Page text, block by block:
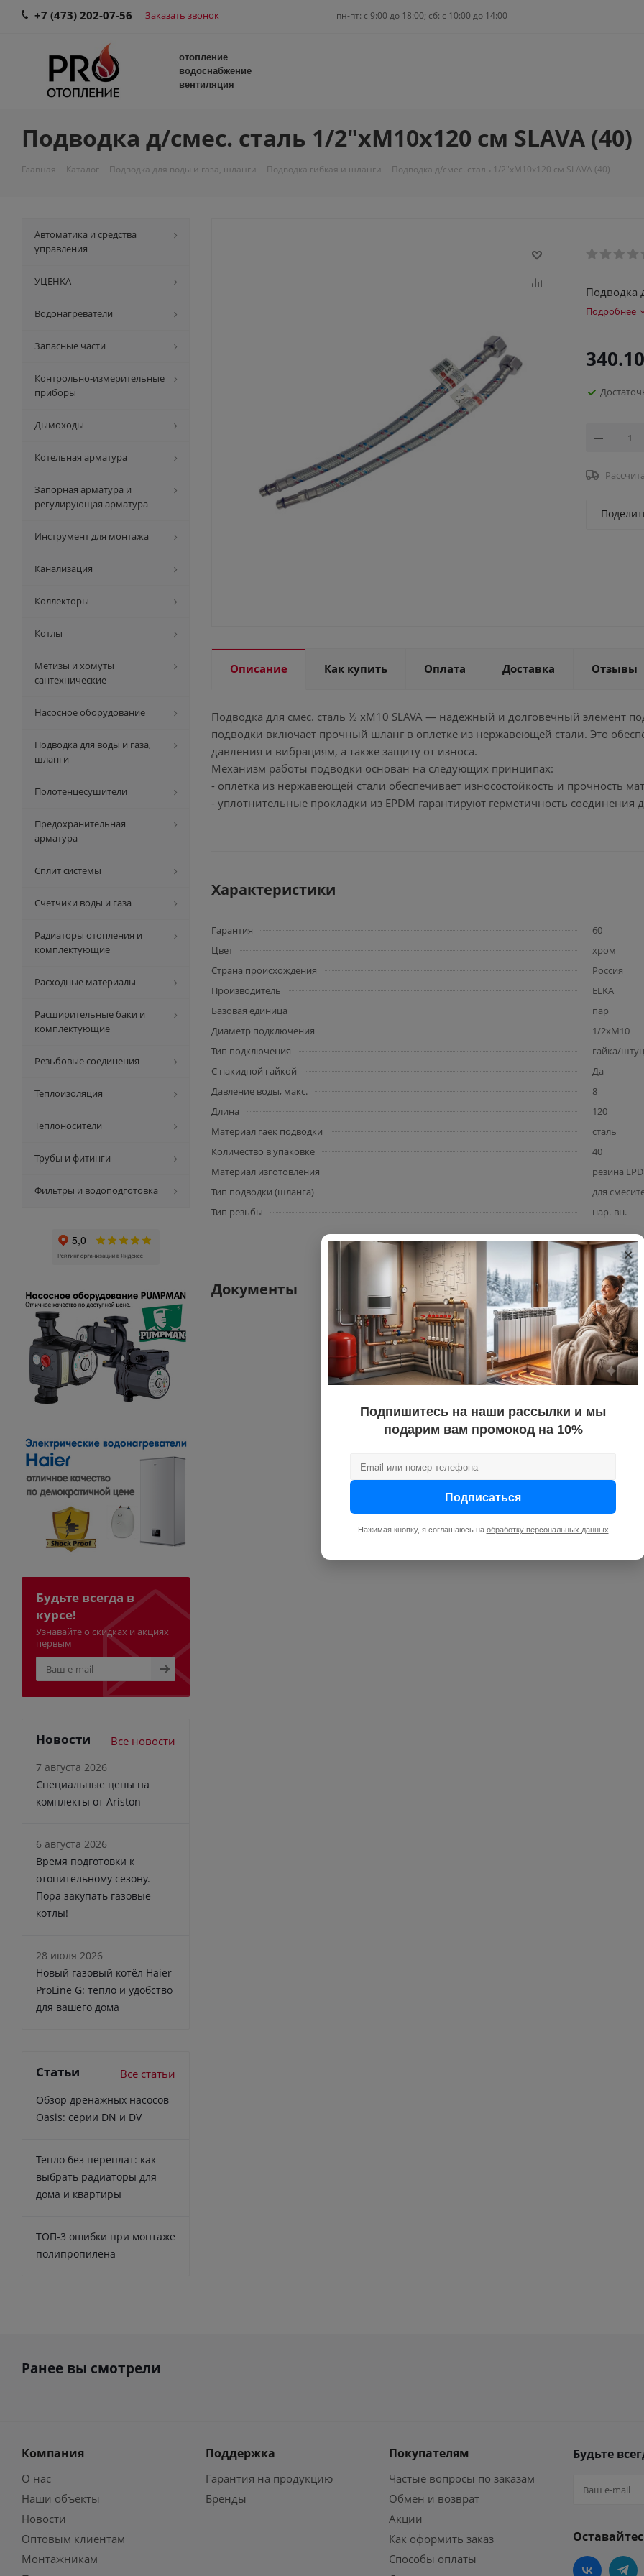
+7 (473) 202-07-56 Заказать звонок пн-пт: c 9:00 до 18:00; сб: с 10:00 до 14:00
отопление
водоснабжение
вентиляция
Подводка д/смес. сталь 1/2"xM10x120 см SLAVA (40)
Главная - Каталог - Подводка для воды и газа, шланги - Подводка гибкая и шланги - Подводка д/смес. сталь 1/2"xM10x120 см SLAVA (40)
Подводка
Подробнее
340.10
Описание Как купить Оплата Доставка Отзывы
Подводка для смес. сталь ½ хM10 SLAVA — надежный и долговечный элемент
подводки включает прочный шланг в оплетке из нержавеющей стали. Это
давления и вибрациям, а также защиту от износа.
Механизм работы подводки основан на следующих принципах:
- оплетка из нержавеющей стали обеспечивает износостойкость и прочность
- уплотнительные прокладки из EPDM гарантируют герметичность
Характеристики
Гарантия
60
Цвет
хром
Страна происхождения
Россия
Производитель
ELKA
Базовая единица
пар
Диаметр подключения
1/2хМ10
Тип подключения
гайка/
С накидной гайкой
Да
Давление воды, макс.
8
Длина
120
Материал гаек подводки
сталь
Количество в упаковке
40
Материал изготовления
резина
Тип подводки (шланга)
для
Тип резьбы
нар.-вн.
Документы
Автоматика и средства
управления
УЦЕНКА
Водонагреватели
Запасные части
Контрольно-измерительные
приборы
Дымоходы
Котельная арматура
Запорная арматура и
регулирующая арматура
Инструмент для монтажа
Канализация
Коллекторы
Котлы
Метизы и хомуты
сантехнические
Насосное оборудование
Подводка для воды и газа,
шланги
Полотенцесушители
Предохранительная
арматура
Сплит системы
Счетчики воды и газа
Радиаторы отопления и
комплектующие
Расходные материалы
Расширительные баки и
комплектующие
Резьбовые соединения
Теплоизоляция
Теплоносители
Трубы и фитинги
Фильтры и водоподготовка
Будьте всегда в
курсе!
Узнавайте о скидках и акциях
первым
Новости Все новости
7 августа 2026
Специальные цены на
комплекты от Ariston
6 августа 2026
Время подготовки к
отопительному сезону.
Пора закупать газовые
котлы!
28 июля 2026
Новый газовый котёл Haier
ProLine G: тепло и удобство
для вашего дома
Статьи Все статьи
Обзор дренажных насосов
Oasis: серии DN и DV
Тепло без переплат: как
выбрать радиаторы для
дома и квартиры
ТОП-3 ошибки при монтаже
полипропилена
Ранее вы смотрели
Компания
О нас
Наши объекты
Новости
Оптовым клиентам
Монтажникам
Поддержка
Гарантия на продукцию
Бренды
Покупателям
Частые вопросы по заказам
Обмен и возврат
Акции
Как оформить заказ
Способы оплаты
Будьте
×
Подпишитесь на наши рассылки и мы
подарим вам промокод на 10%
Подписаться
Нажимая кнопку, я соглашаюсь на обработку персональных данных